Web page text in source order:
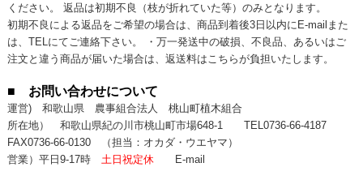
ください。 返品は初期不良（枝が折れていた等）のみとなります。
初期不良による返品をご希望の場合は、商品到着後3日以内にE-mailまた
は、TELにてご連絡下さい。 ・万一発送中の破損、不良品、あるいはご
注文と違う商品が届いた場合は、返送料はこちらが負担いたします。
■ お問い合わせについて
運営) 和歌山県 農事組合法人 桃山町植木組合
所在地） 和歌山県紀の川市桃山町市場648-1 TEL0736-66-4187
FAX0736-66-0130（担当：オカダ・ウエヤマ）
営業）平日9-17時 土日祝定休 E-mail